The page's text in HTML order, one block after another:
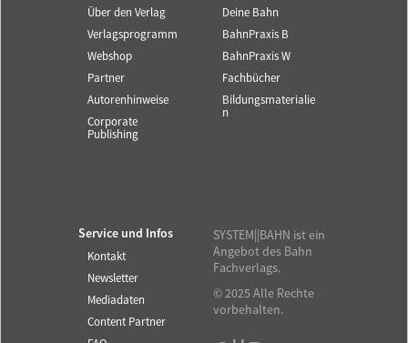
Über den Verlag
Verlagsprogramm
Webshop
Partner
Autorenhinweise
Corporate
Publishing
Deine Bahn
BahnPraxis B
BahnPraxis W
Fachbücher
Bildungsmaterialie
n
Service und Infos
Kontakt
Newsletter
Mediadaten
Content Partner
SYSTEM||BAHN ist ein
Angebot des Bahn
Fachverlags.
© 2025 Alle Rechte
vorbehalten.